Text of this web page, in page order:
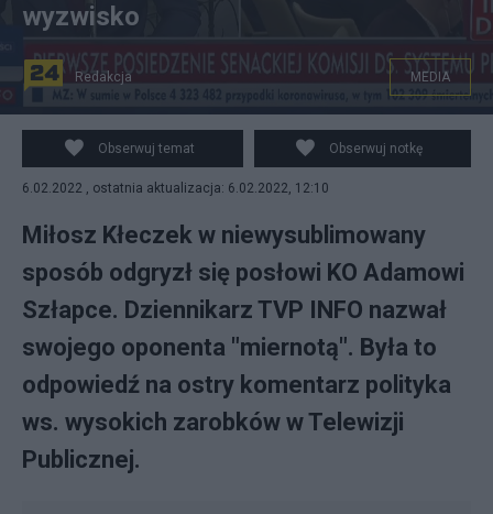
Miłosz Kłeczek w TVP INFO.
wyzwisko
Redakcja MEDIA
Obserwuj temat Obserwuj notkę
6.02.2022 , ostatnia aktualizacja: 6.02.2022, 12:10
Miłosz Kłeczek w niewysublimowany
sposób odgryzł się posłowi KO Adamowi
Szłapce. Dziennikarz TVP INFO nazwał
swojego oponenta "miernotą". Była to
odpowiedź na ostry komentarz polityka
ws. wysokich zarobków w Telewizji
Publicznej.